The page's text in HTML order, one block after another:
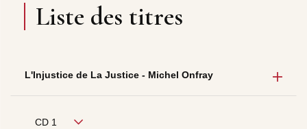
Liste des titres
L'Injustice de La Justice - Michel Onfray
CD 1